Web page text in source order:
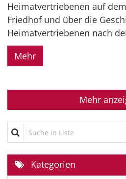
Heimatvertriebenen auf
Friedhof und über die
Heimatvertriebenen nach
Mehr
Mehr
Suche in Liste
Kategorien